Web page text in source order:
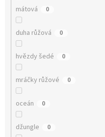
mátová 0
duha růžová 0
hvězdy šedé 0
mráčky růžové 0
oceán 0
džungle 0